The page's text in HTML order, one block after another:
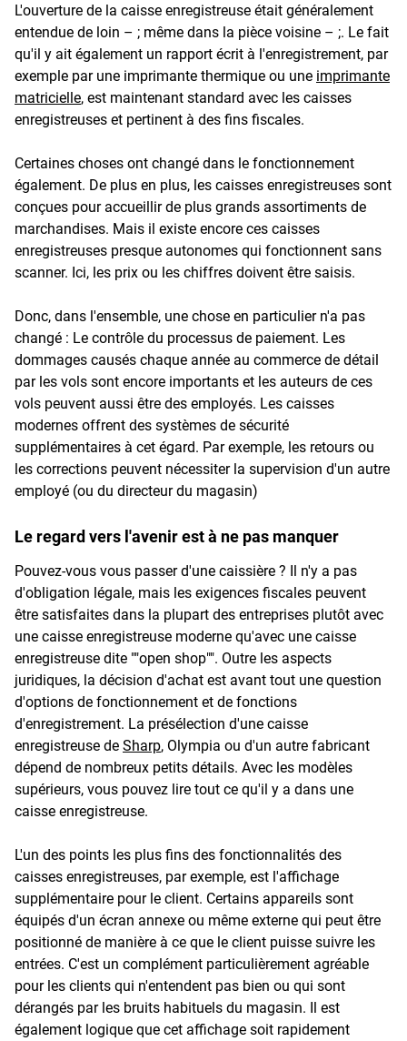
L'ouverture de la caisse enregistreuse était généralement
entendue de loin – ; même dans la pièce voisine – ;. Le fait
qu'il y ait également un rapport écrit à l'enregistrement, par
exemple par une imprimante thermique ou une imprimante
matricielle, est maintenant standard avec les caisses
enregistreuses et pertinent à des fins fiscales.
Certaines choses ont changé dans le fonctionnement
également. De plus en plus, les caisses enregistreuses sont
conçues pour accueillir de plus grands assortiments de
marchandises. Mais il existe encore ces caisses
enregistreuses presque autonomes qui fonctionnent sans
scanner. Ici, les prix ou les chiffres doivent être saisis.
Donc, dans l'ensemble, une chose en particulier n'a pas
changé : Le contrôle du processus de paiement. Les
dommages causés chaque année au commerce de détail
par les vols sont encore importants et les auteurs de ces
vols peuvent aussi être des employés. Les caisses
modernes offrent des systèmes de sécurité
supplémentaires à cet égard. Par exemple, les retours ou
les corrections peuvent nécessiter la supervision d'un autre
employé (ou du directeur du magasin)
Le regard vers l'avenir est à ne pas manquer
Pouvez-vous vous passer d'une caissière ? Il n'y a pas
d'obligation légale, mais les exigences fiscales peuvent
être satisfaites dans la plupart des entreprises plutôt avec
une caisse enregistreuse moderne qu'avec une caisse
enregistreuse dite ""open shop"". Outre les aspects
juridiques, la décision d'achat est avant tout une question
d'options de fonctionnement et de fonctions
d'enregistrement. La présélection d'une caisse
enregistreuse de Sharp, Olympia ou d'un autre fabricant
dépend de nombreux petits détails. Avec les modèles
supérieurs, vous pouvez lire tout ce qu'il y a dans une
caisse enregistreuse.
L'un des points les plus fins des fonctionnalités des
caisses enregistreuses, par exemple, est l'affichage
supplémentaire pour le client. Certains appareils sont
équipés d'un écran annexe ou même externe qui peut être
positionné de manière à ce que le client puisse suivre les
entrées. C'est un complément particulièrement agréable
pour les clients qui n'entendent pas bien ou qui sont
dérangés par les bruits habituels du magasin. Il est
également logique que cet affichage soit rapidement